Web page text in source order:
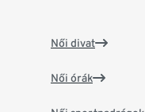
Női divat
Női órák